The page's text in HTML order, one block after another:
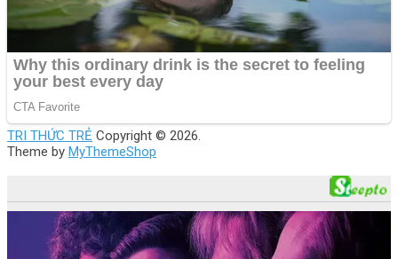
TRI THỨC TRẺ Copyright © 2026.
Theme by MyThemeShop